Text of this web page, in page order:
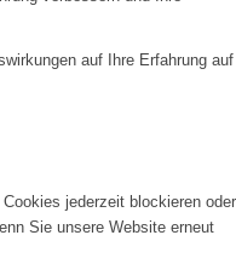
auf Ihre Erfahrung auf
jederzeit blockieren oder
Sie unsere Website erneut